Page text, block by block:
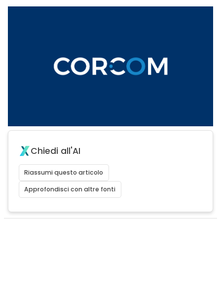
Chiedi all'AI
Riassumi questo articolo
Approfondisci con altre fonti